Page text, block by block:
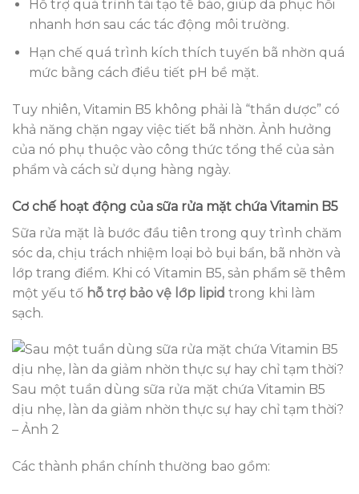
Hỗ trợ quá trình tái tạo tế bào, giúp da phục hồi
nhanh hơn sau các tác động môi trường.
Hạn chế quá trình kích thích tuyến bã nhờn quá
mức bằng cách điều tiết pH bề mặt.
Tuy nhiên, Vitamin B5 không phải là “thần dược” có
khả năng chặn ngay việc tiết bã nhờn. Ảnh hưởng
của nó phụ thuộc vào công thức tổng thể của sản
phẩm và cách sử dụng hàng ngày.
Cơ chế hoạt động của sữa rửa mặt chứa Vitamin B5
Sữa rửa mặt là bước đầu tiên trong quy trình chăm
sóc da, chịu trách nhiệm loại bỏ bụi bẩn, bã nhờn và
lớp trang điểm. Khi có Vitamin B5, sản phẩm sẽ thêm
một yếu tố hỗ trợ bảo vệ lớp lipid trong khi làm
sạch.
Sau một tuần dùng sữa rửa mặt chứa Vitamin B5
dịu nhẹ, làn da giảm nhờn thực sự hay chỉ tạm thời?
– Ảnh 2
Các thành phần chính thường bao gồm: